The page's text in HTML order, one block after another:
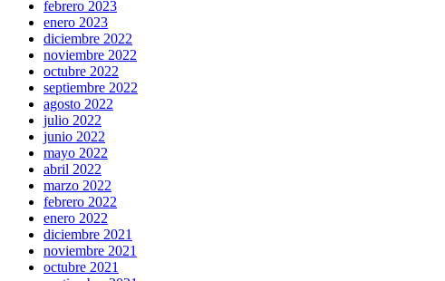
febrero 2023
enero 2023
diciembre 2022
noviembre 2022
octubre 2022
septiembre 2022
agosto 2022
julio 2022
junio 2022
mayo 2022
abril 2022
marzo 2022
febrero 2022
enero 2022
diciembre 2021
noviembre 2021
octubre 2021